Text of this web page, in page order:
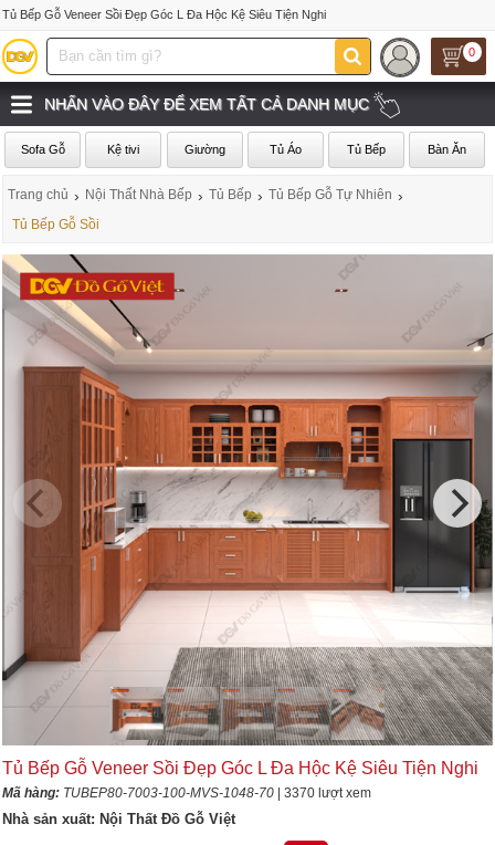
Tủ Bếp Gỗ Veneer Sồi Đẹp Góc L Đa Hộc Kệ Siêu Tiện Nghi
0
NHẤN VÀO ĐÂY ĐỂ XEM TẤT CẢ DANH MỤC
Sofa Gỗ Kệ tivi Giường Tủ Áo Tủ Bếp Bàn Ăn
Trang chủ › Nội Thất Nhà Bếp › Tủ Bếp › Tủ Bếp Gỗ Tự Nhiên ›
Tủ Bếp Gỗ Sồi
Tủ Bếp Gỗ Veneer Sồi Đẹp Góc L Đa Hộc Kệ Siêu Tiện Nghi
Mã hàng: TUBEP80-7003-100-MVS-1048-70 | 3370 lượt xem
Nhà sản xuất: Nội Thất Đồ Gỗ Việt